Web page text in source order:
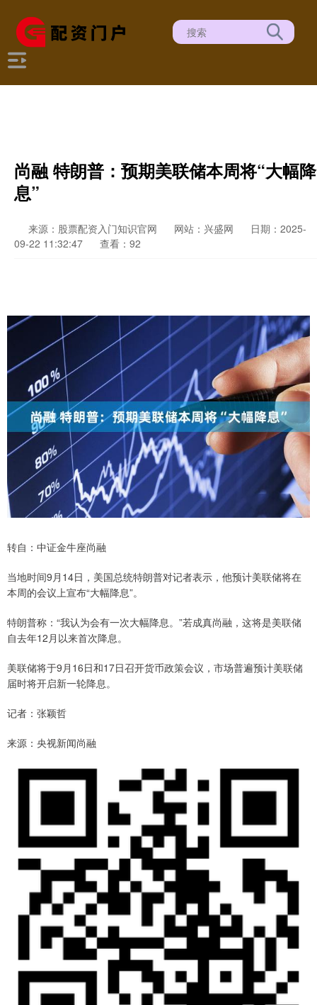
尚融 特朗普：预期美联储本周将“大幅降
息”
来源：股票配资入门知识官网 网站：兴盛网
日期：2025-
09-22 11:32:47
查看：92
转自：中证金牛座尚融
当地时间9月14日，美国总统特朗普对记者表示，他预计美联储将在
本周的会议上宣布“大幅降息”。
特朗普称：“我认为会有一次大幅降息。”若成真尚融，这将是美联储
自去年12月以来首次降息。
美联储将于9月16日和17日召开货币政策会议，市场普遍预计美联储
届时将开启新一轮降息。
记者：张颖哲
来源：央视新闻尚融